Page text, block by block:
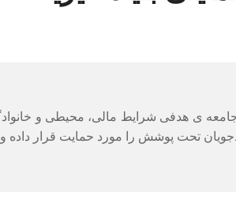
­ی هدفی شرایط مالی، محیطی و
تحت پوشش را مورد حمایت قرار داده